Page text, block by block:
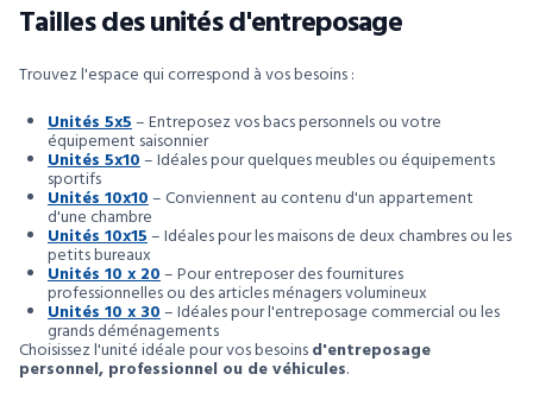
Tailles des unités d'entreposage
Trouvez l'espace qui correspond à vos besoins :
Unités 5x5– Entreposez vos bacs personnels ou votre
équipement saisonnier
Unités 5x10– Idéales pour quelques meubles ou équipements
sportifs
Unités 10x10– Conviennent au contenu d'un appartement
d'une chambre
Unités 10x15– Idéales pour les maisons de deux chambres ou les
petits bureaux
Unités 10 x 20– Pour entreposer des fournitures
professionnelles ou des articles ménagers volumineux
Unités 10 x 30– Idéales pour l'entreposage commercial ou les
grands déménagements
Choisissez l'unité idéale pour vos besoinsd'entreposage
personnel, professionnel ou de véhicules.